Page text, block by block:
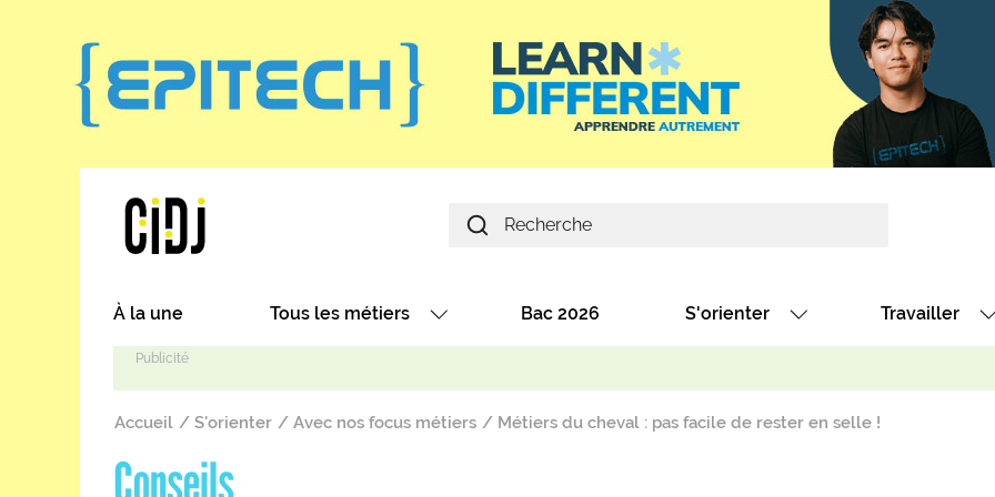
Main navigation
À la une Tous les métiers Bac 2026 S'orienter Travailler
Fil d'Ariane
Accueil S'orienter Avec nos focus métiers Métiers du cheval : pas facile de rester en selle !
Conseils